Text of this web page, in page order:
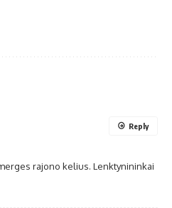
rajono kelius. Lenktynininkai
Reply